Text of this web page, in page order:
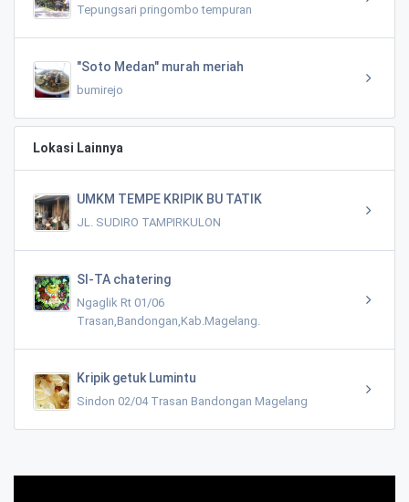
Tepungsari pringombo tempuran
"Soto Medan" murah meriah
bumirejo
Lokasi Lainnya
UMKM TEMPE KRIPIK BU TATIK
JL. SUDIRO TAMPIRKULON
SI-TA chatering
Ngaglik Rt 01/06
Trasan,Bandongan,Kab.Magelang.
Kripik getuk Lumintu
Sindon 02/04 Trasan Bandongan Magelang